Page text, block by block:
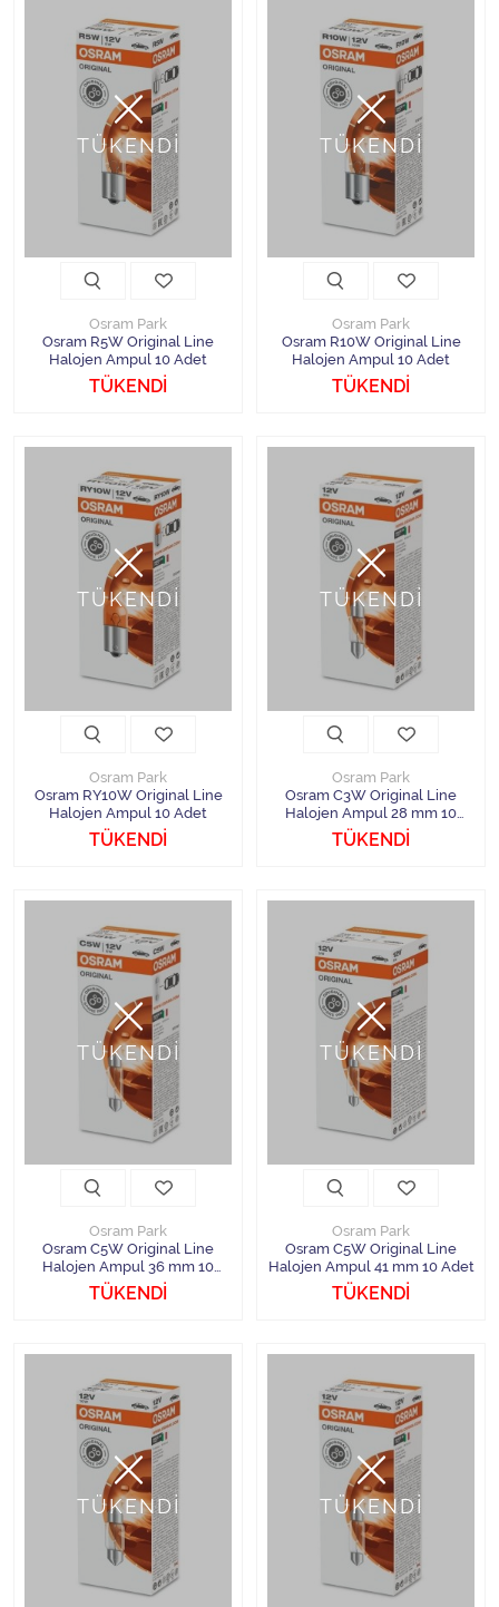
TÜKENDİ
Osram Park
Osram R5W Original Line
Halojen Ampul 10 Adet
TÜKENDİ
TÜKENDİ
Osram Park
Osram R10W Original Line
Halojen Ampul 10 Adet
TÜKENDİ
TÜKENDİ
Osram Park
Osram RY10W Original Line
Halojen Ampul 10 Adet
TÜKENDİ
TÜKENDİ
Osram Park
Osram C3W Original Line
Halojen Ampul 28 mm 10
Adet
TÜKENDİ
TÜKENDİ
Osram Park
Osram C5W Original Line
Halojen Ampul 36 mm 10
Adet
TÜKENDİ
TÜKENDİ
Osram Park
Osram C5W Original Line
Halojen Ampul 41 mm 10 Adet
TÜKENDİ
TÜKENDİ TÜKENDİ